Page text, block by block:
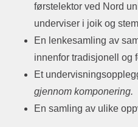
førstelektor ved Nord
underviser i joik og
En lenkesamling av
innenfor tradisjonell og
Et
gjennom komponering.
En samling av ulike